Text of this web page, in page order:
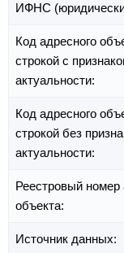
ИФНС
Код адресного
строкой с
актуальности:
Код адресного
строкой без
актуальности:
Реестровый номер
объекта:
Источник данных: